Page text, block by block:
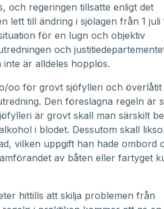
och regeringen tillsatte enligt det
lett till ändring i sjölagen från 1
för en lugn och objektiv
och
är alldeles hopplös.
oo för grovt sjöfylleri och överlåtit
Den föreslagna regeln är
är grovt skall man särskilt
i blodet. Dessutom skall
vilken uppgift han hade ombord
av båten eller fartyget
hittills att skilja problemen från